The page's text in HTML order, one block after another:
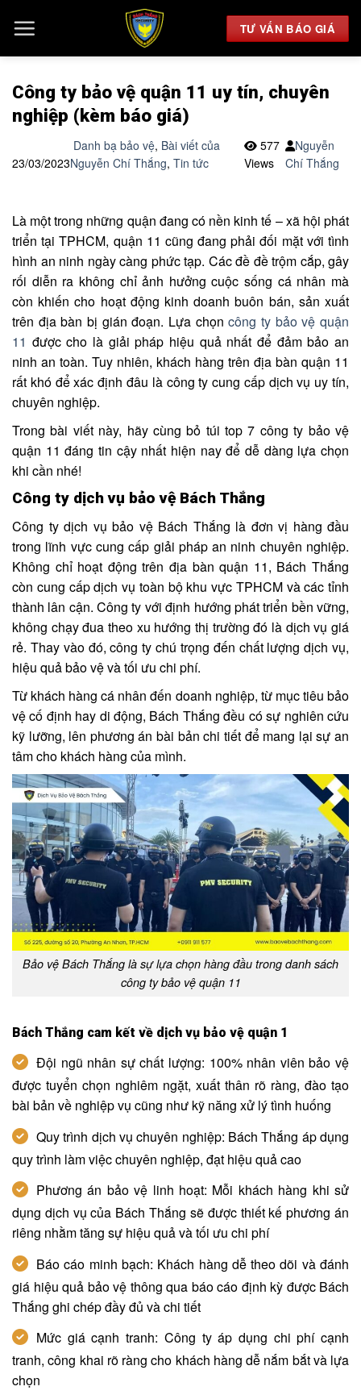
đến
TƯ VẤN BÁO GIÁ
Công ty bảo vệ quận 11 uy tín, chuyên
nghiệp (kèm báo giá)
23/03/2023
Danh bạ bảo vệ, Bài viết của
Nguyễn Chí Thắng, Tin tức
577
Views
Nguyễn
Chí Thắng
Là một trong những quận đang có nền kinh tế – xã hội phát
triển tại TPHCM, quận 11 cũng đang phải đối mặt với tình
hình an ninh ngày càng phức tạp. Các đề đề trộm cắp, gây
rối diễn ra không chỉ ảnh hưởng cuộc sống cá nhân mà
còn khiến cho hoạt động kinh doanh buôn bán, sản xuất
trên địa bàn bị gián đoạn. Lựa chọncông ty bảo vệ quận
11 được cho là giải pháp hiệu quả nhất để đảm bảo an
ninh an toàn. Tuy nhiên, khách hàng trên địa bàn quận 11
rất khó để xác định đâu là công ty cung cấp dịch vụ uy tín,
chuyên nghiệp.
Trong bài viết này, hãy cùng bỏ túi top 7 công ty bảo vệ
quận 11 đáng tin cậy nhất hiện nay để dễ dàng lựa chọn
khi cần nhé!
Công ty dịch vụ bảo vệ Bách Thắng
Công ty dịch vụ bảo vệ Bách Thắng là đơn vị hàng đầu
trong lĩnh vực cung cấp giải pháp an ninh chuyên nghiệp.
Không chỉ hoạt động trên địa bàn quận 11, Bách Thắng
còn cung cấp dịch vụ toàn bộ khu vực TPHCM và các tỉnh
thành lân cận. Công ty với định hướng phát triển bền vững,
không chạy đua theo xu hướng thị trường đó là dịch vụ giá
rẻ. Thay vào đó, công ty chú trọng đến chất lượng dịch vụ,
hiệu quả bảo vệ và tối ưu chi phí.
Từ khách hàng cá nhân đến doanh nghiệp, từ mục tiêu bảo
vệ cố định hay di động, Bách Thắng đều có sự nghiên cứu
kỹ lưỡng, lên phương án bài bản chi tiết để mang lại sự an
tâm cho khách hàng của mình.
Bảo vệ Bách Thắng là sự lựa chọn hàng đầu trong danh sách
công ty bảo vệ quận 11
Bách Thắng cam kết về dịch vụ bảo vệ quận 1
Đội ngũ nhân sự chất lượng: 100% nhân viên bảo vệ
được tuyển chọn nghiêm ngặt, xuất thân rõ ràng, đào tạo
bài bản về nghiệp vụ cũng như kỹ năng xử lý tình huống
Quy trình dịch vụ chuyên nghiệp: Bách Thắng áp dụng
quy trình làm việc chuyên nghiệp, đạt hiệu quả cao
Phương án bảo vệ linh hoạt: Mỗi khách hàng khi sử
dụng dịch vụ của Bách Thắng sẽ được thiết kế phương án
riêng nhằm tăng sự hiệu quả và tối ưu chi phí
Báo cáo minh bạch: Khách hàng dễ theo dõi và đánh
giá hiệu quả bảo vệ thông qua báo cáo định kỳ được Bách
Thắng ghi chép đầy đủ và chi tiết
Mức giá cạnh tranh: Công ty áp dụng chi phí cạnh
tranh, công khai rõ ràng cho khách hàng dễ nắm bắt và lựa
chọn